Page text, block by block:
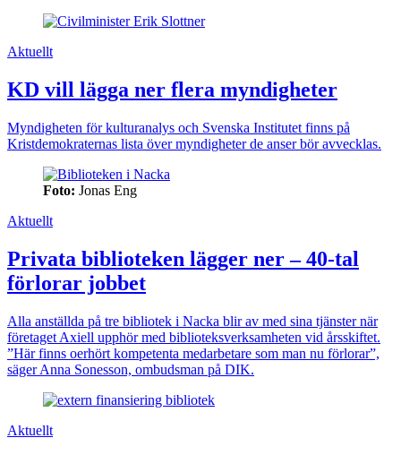
Aktuellt
KD vill lägga ner flera myndigheter
Myndigheten för kulturanalys och Svenska Institutet finns på
Kristdemokraternas lista över myndigheter de anser bör avvecklas.
Foto: Jonas Eng
Aktuellt
Privata biblioteken lägger ner – 40-tal
förlorar jobbet
Alla anställda på tre bibliotek i Nacka blir av med sina tjänster när
företaget Axiell upphör med biblioteksverksamheten vid årsskiftet.
”Här finns oerhört kompetenta medarbetare som man nu förlorar”,
säger Anna Sonesson, ombudsman på DIK.
Aktuellt